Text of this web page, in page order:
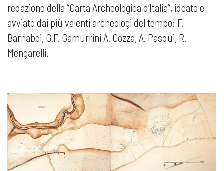
redazione della “Carta Archeologica d’Italia”, ideato e
avviato dai più valenti archeologi del tempo: F.
Barnabei, G.F. Gamurrini A. Cozza, A. Pasqui, R.
Mengarelli.